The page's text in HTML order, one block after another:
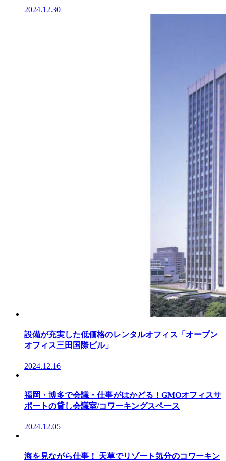
2024.12.30
設備が充実した低価格のレンタルオフィス「オープン
オフィス三田国際ビル」
2024.12.16
福岡・博多で会議・仕事がはかどる！GMOオフィスサ
ポートの貸し会議室/コワーキングスペース
2024.12.05
海を見ながら仕事！ 天草でリゾート気分のコワーキン